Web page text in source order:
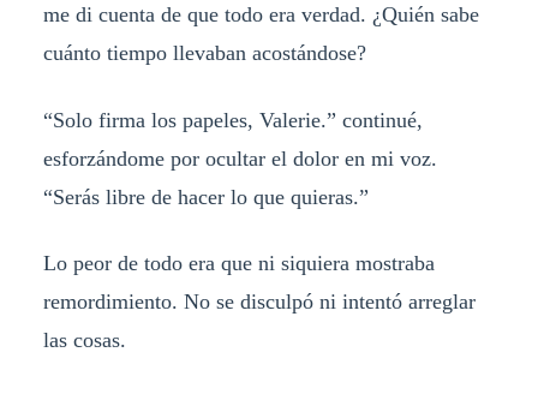
me di cuenta de que todo era verdad. ¿Quién sabe
cuánto tiempo llevaban acostándose?
“Solo firma los papeles, Valerie.” continué,
esforzándome por ocultar el dolor en mi voz.
“Serás libre de hacer lo que quieras.”
Lo peor de todo era que ni siquiera mostraba
remordimiento. No se disculpó ni intentó arreglar
las cosas.